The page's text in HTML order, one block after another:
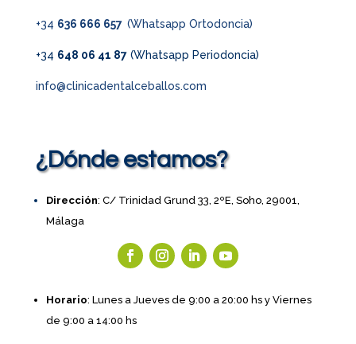
+34 636 666 657 (Whatsapp Ortodoncia)
+34 648 06 41 87(Whatsapp Periodoncia)
info@clinicadentalceballos.com
¿Dónde estamos?
Dirección: C/ Trinidad Grund 33, 2ºE, Soho, 29001,
Málaga
Horario: Lunes a Jueves de 9:00 a 20:00 hs y Viernes
de 9:00 a 14:00 hs